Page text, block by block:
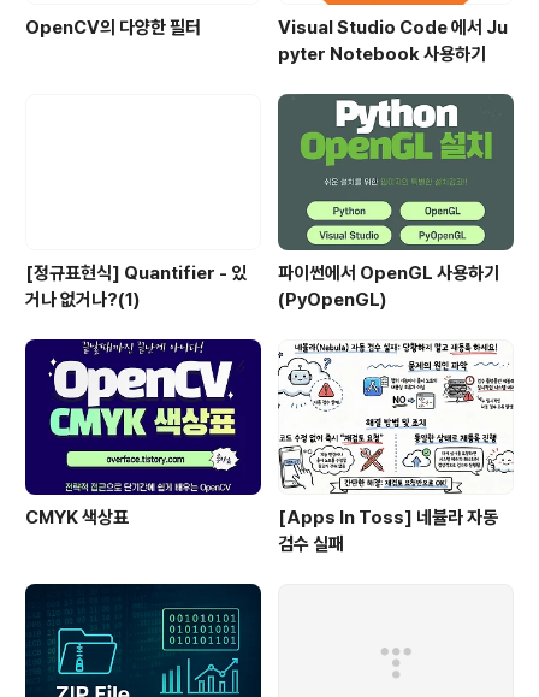
OpenCV의 다양한 필터
Visual Studio Code 에서 Ju
pyter Notebook 사용하기
[정규표현식] Quantifier - 있
거나 없거나?(1)
파이썬에서 OpenGL 사용하기
(PyOpenGL)
CMYK 색상표
[Apps In Toss] 네뷸라 자동
검수 실패